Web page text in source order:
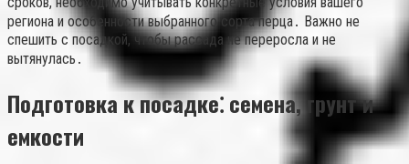
региона и особенности выбранного сорта перца․ Важно не
спешить с посадкой, чтобы рассада не переросла и не
вытянулась․
Подготовка к посадке⁚ семена, грунт и
емкости